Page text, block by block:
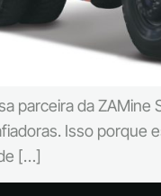
parceira da
Isso porque
[…]